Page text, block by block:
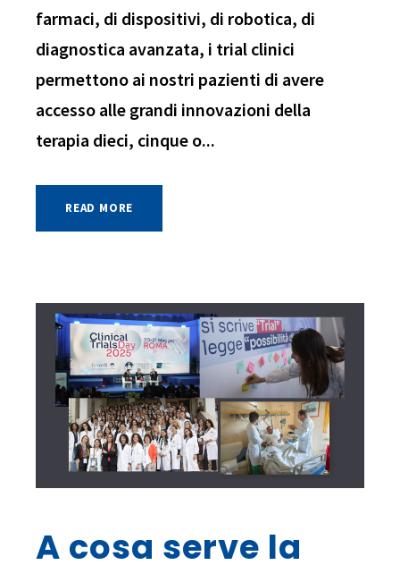
farmaci, di dispositivi, di robotica, di
diagnostica avanzata, i trial clinici
permettono ai nostri pazienti di avere
accesso alle grandi innovazioni della
terapia dieci, cinque o...
READ MORE
A cosa serve la